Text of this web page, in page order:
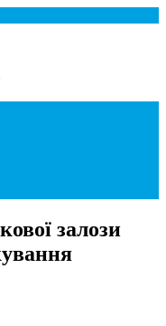
панкреатиту. Дієта
залози